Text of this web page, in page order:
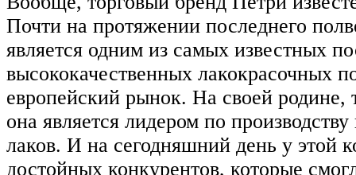
Почти на протяжении последнего
является одним из самых известных
высококачественных лакокрасочных
европейский рынок. На своей родине,
она является лидером по
лаков. И на сегодняшний день у этой
достойных конкурентов, которые